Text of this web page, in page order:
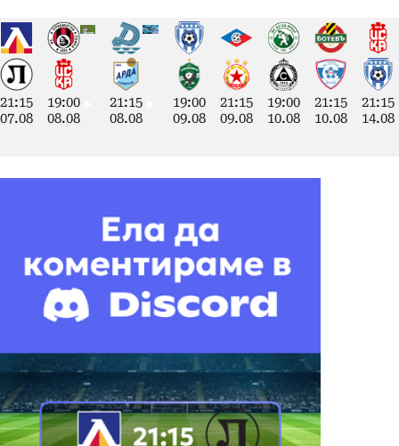
21:15
07.08
19:00
08.08
21:15
08.08
19:00
09.08
21:15
09.08
19:00
10.08
21:15
10.08
21:15
14.08